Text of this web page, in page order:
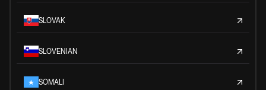
SLOVAK
SLOVENIAN
SOMALI